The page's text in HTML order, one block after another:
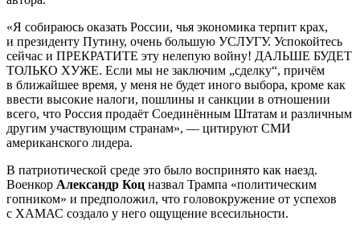
«Я собираюсь оказать России, чья экономика терпит крах,
и президенту Путину, очень большую УСЛУГУ. Успокойтесь
сейчас и ПРЕКРАТИТЕ эту нелепую войну! ДАЛЬШЕ БУДЕТ
ТОЛЬКО ХУЖЕ. Если мы не заключим „сделку“, причём
в ближайшее время, у меня не будет иного выбора, кроме как
ввести высокие налоги, пошлины и санкции в отношении
всего, что Россия продаёт Соединённым Штатам и различным
другим участвующим странам», — цитируют СМИ
американского лидера.
В патриотической среде это было воспринято как наезд.
Военкор Александр Коц назвал Трампа «политическим
гопником» и предположил, что головокружение от успехов
с ХАМАС создало у него ощущение всесильности.